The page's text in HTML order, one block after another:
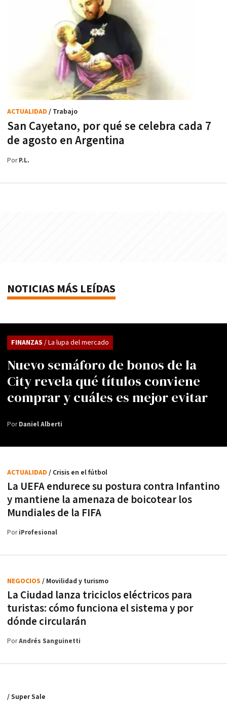
San Cayetano, por qué se celebra cada 7
de agosto en Argentina
ACTUALIDAD / Trabajo
PorP.L.
NOTICIAS MÁS LEÍDAS
Nuevo semáforo de bonos de la
City revela qué títulos conviene
comprar y cuáles es mejor evitar
FINANZAS / La lupa del mercado
PorDaniel Alberti
La UEFA endurece su postura contra Infantino
y mantiene la amenaza de boicotear los
Mundiales de la FIFA
ACTUALIDAD / Crisis en el fútbol
PoriProfesional
La Ciudad lanza triciclos eléctricos para
turistas: cómo funciona el sistema y por
dónde circularán
NEGOCIOS / Movilidad y turismo
PorAndrés Sanguinetti
/ Super Sale